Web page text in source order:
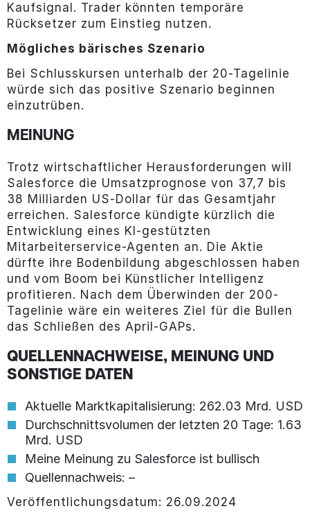
Kaufsignal. Trader könnten temporäre
Rücksetzer zum Einstieg nutzen.
Mögliches bärisches Szenario
Bei Schlusskursen unterhalb der 20-Tagelinie
würde sich das positive Szenario beginnen
einzutrüben.
MEINUNG
Trotz wirtschaftlicher Herausforderungen will
Salesforce die Umsatzprognose von 37,7 bis
38 Milliarden US-Dollar für das Gesamtjahr
erreichen. Salesforce kündigte kürzlich die
Entwicklung eines KI-gestützten
Mitarbeiterservice-Agenten an. Die Aktie
dürfte ihre Bodenbildung abgeschlossen haben
und vom Boom bei Künstlicher Intelligenz
profitieren. Nach dem Überwinden der 200-
Tagelinie wäre ein weiteres Ziel für die Bullen
das Schließen des April-GAPs.
QUELLENNACHWEISE, MEINUNG UND
SONSTIGE DATEN
Aktuelle Marktkapitalisierung: 262.03 Mrd. USD
Durchschnittsvolumen der letzten 20 Tage: 1.63
Mrd. USD
Meine Meinung zu Salesforce ist bullisch
Quellennachweis: –
Veröffentlichungsdatum: 26.09.2024